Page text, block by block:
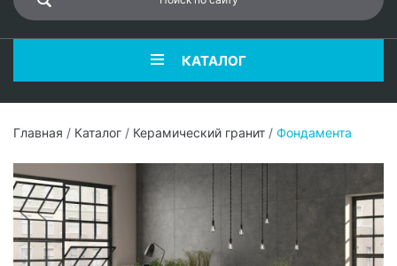
КАТАЛОГ
Главная / Каталог / Керамический гранит / Фондамента